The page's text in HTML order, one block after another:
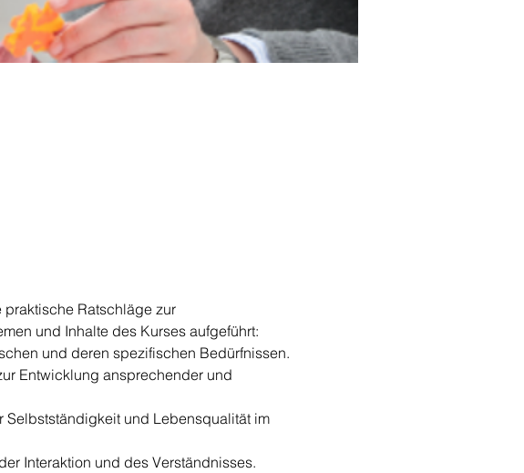
Ratschläge zur
und Inhalte des Kurses aufgeführt:
und deren spezifischen Bedürfnissen.
Entwicklung ansprechender und
und Lebensqualität im
Interaktion und des Verständnisses.